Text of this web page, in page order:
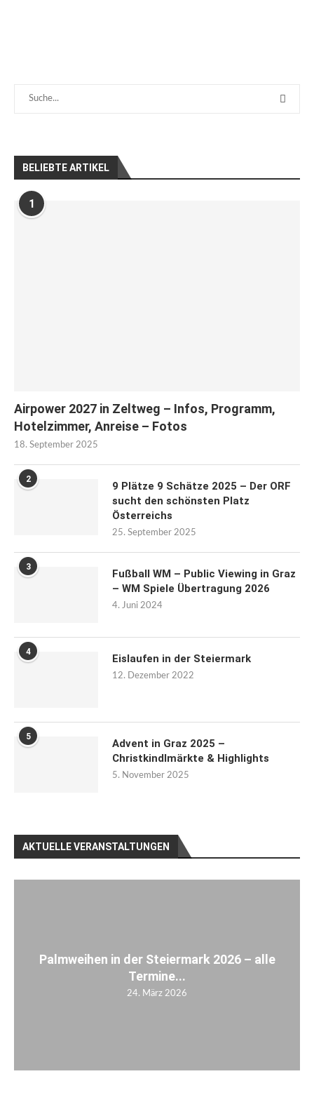
AKTUELLE VERANSTALTUNGEN
Palmweihen in der Steiermark 2026 – alle
Termine...
24. März 2026
BELIEBTE ARTIKEL
1
Airpower 2027 in Zeltweg – Infos, Programm,
Hotelzimmer, Anreise – Fotos
18. September 2025
2
9 Plätze 9 Schätze 2025 – Der ORF
sucht den schönsten Platz
Österreichs
25. September 2025
3
Fußball WM – Public Viewing in Graz
– WM Spiele Übertragung 2026
4. Juni 2024
4
Eislaufen in der Steiermark
12. Dezember 2022
5
Advent in Graz 2025 –
Christkindlmärkte & Highlights
5. November 2025